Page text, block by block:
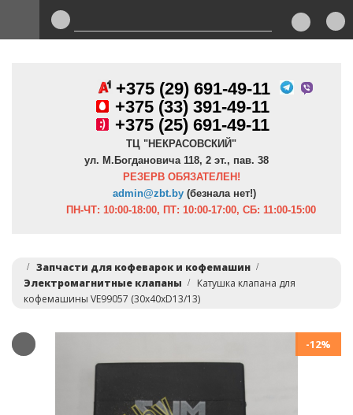
+375 (29) 691-49-11
+375 (33) 391-49-11
+375 (25) 691-49-11
ТЦ "НЕКРАСОВСКИЙ"
ул. М.Богдановича 118, 2 эт., пав. 38
РЕЗЕРВ ОБЯЗАТЕЛЕН!
admin@zbt.by (безнала нет!)
ПН-ЧТ: 10:00-18:00, ПТ: 10:00-17:00, СБ: 11:00-15:00
Запчасти для кофеварок и кофемашин
Электромагнитные клапаны
Катушка клапана для
кофемашины VE99057 (30x40xD13/13)
-12%
Previous